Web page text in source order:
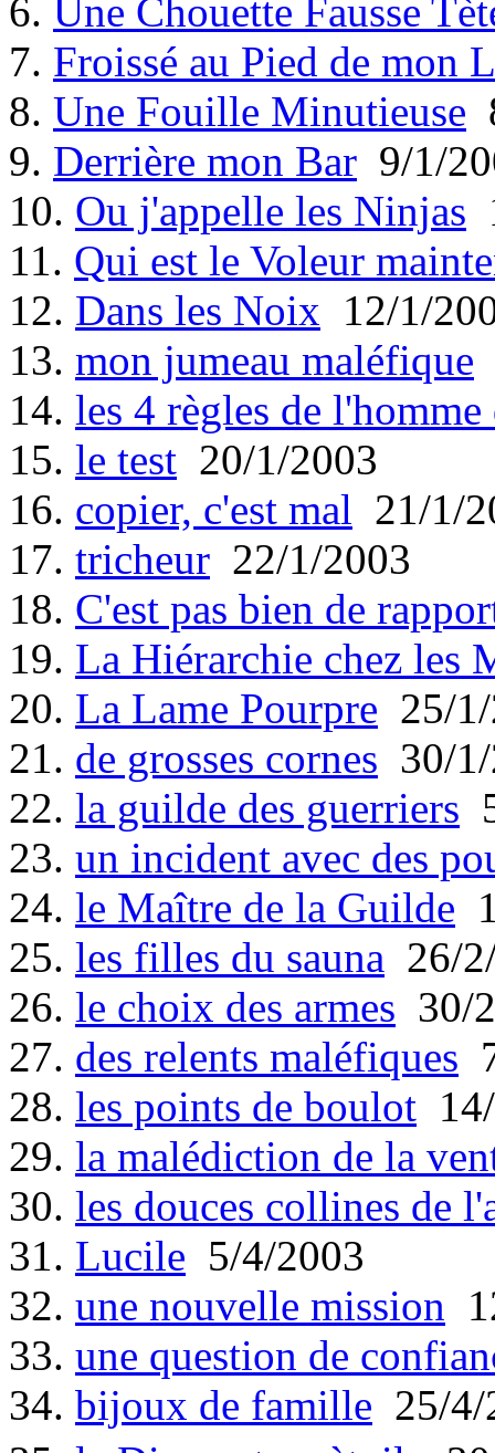
6. Une Chouette Fausse
7. Froissé au Pied de mon
8. Une Fouille Minutieuse
9. Derrière mon Bar 9/1/
10. Ou j'appelle les Ninjas
11. Qui est le Voleur
12. Dans les Noix 12/1/
13. mon jumeau maléfique
14. les 4 règles de l'homme
15. le test 20/1/2003
16. copier, c'est mal 21/1/
17. tricheur 22/1/2003
18. C'est pas bien de
19. La Hiérarchie chez les
20. La Lame Pourpre 25/
21. de grosses cornes 30/
22. la guilde des guerriers
23. un incident avec des
24. le Maître de la Guilde
25. les filles du sauna 26/
26. le choix des armes 30/
27. des relents maléfiques
28. les points de boulot
29. la malédiction de la
30. les douces collines de
31. Lucile 5/4/2003
32. une nouvelle mission
33. une question de
34. bijoux de famille 25/